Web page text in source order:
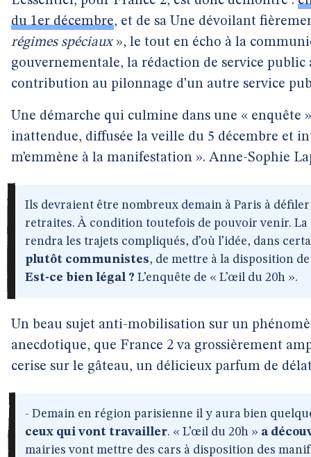
du 1er décembre, et de sa Une dévoilant
régimes spéciaux», le tout en écho à la
gouvernementale, la rédaction de service public
contribution au pilonnage d’un autre service
Une démarche qui culmine dans une « enquête
inattendue, diffusée la veille du 5 décembre et
m’emmène à la manifestation ». Anne-Sophie
Ils devraient être nombreux demain à Paris à
retraites. À condition toutefois de pouvoir venir. La
rendra les trajets compliqués, d’où l’idée, dans
plutôt communistes, de mettre à la disposition
Est-ce bien légal ? L’enquête de « L’œil du 20h ».
Un beau sujet anti-mobilisation sur un
anecdotique, que France 2 va grossièrement
cerise sur le gâteau, un délicieux parfum de
- Demain en région parisienne il y aura bien
ceux qui vont travailler. « L’œil du 20h » a
mairies vont mettre des cars à disposition des